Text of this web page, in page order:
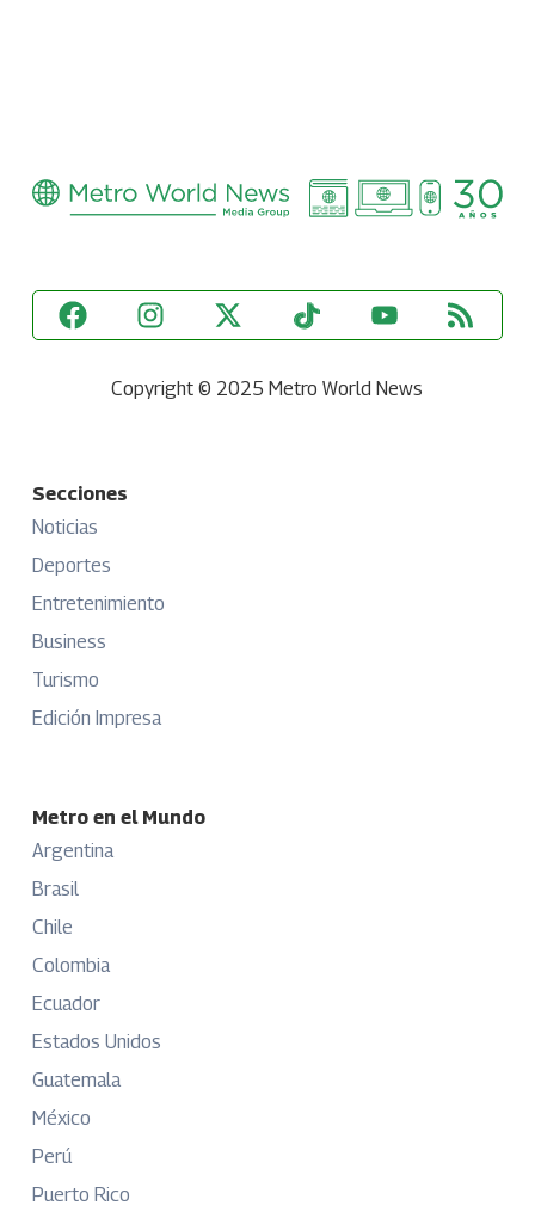
Copyright © 2025 Metro World News
Secciones
Noticias
Deportes
Entretenimiento
Business
Turismo
Edición Impresa
Metro en el Mundo
Argentina
Brasil
Chile
Colombia
Ecuador
Estados Unidos
Guatemala
México
Perú
Puerto Rico